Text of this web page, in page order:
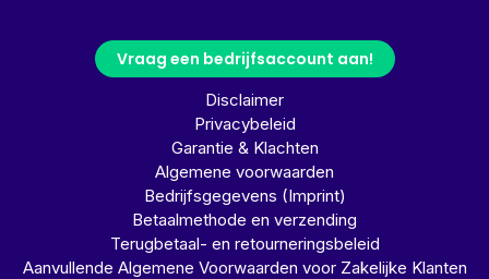
Vraag een bedrijfsaccount aan!
Disclaimer
Privacybeleid
Garantie & Klachten
Algemene voorwaarden
Bedrijfsgegevens (Imprint)
Betaalmethode en verzending
Terugbetaal- en retourneringsbeleid
Aanvullende Algemene Voorwaarden voor Zakelijke Klanten